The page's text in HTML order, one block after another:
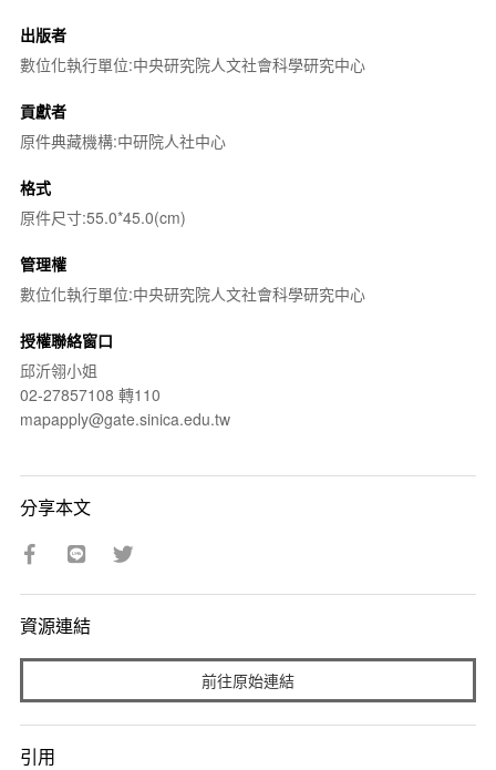
出版者
數位化執行單位:中央研究院人文社會科學研究中心
貢獻者
原件典藏機構:中研院人社中心
格式
原件尺寸:55.0*45.0(cm)
管理權
數位化執行單位:中央研究院人文社會科學研究中心
授權聯絡窗口
邱沂翎小姐
02-27857108 轉110
mapapply@gate.sinica.edu.tw
分享本文
資源連結
前往原始連結
引用